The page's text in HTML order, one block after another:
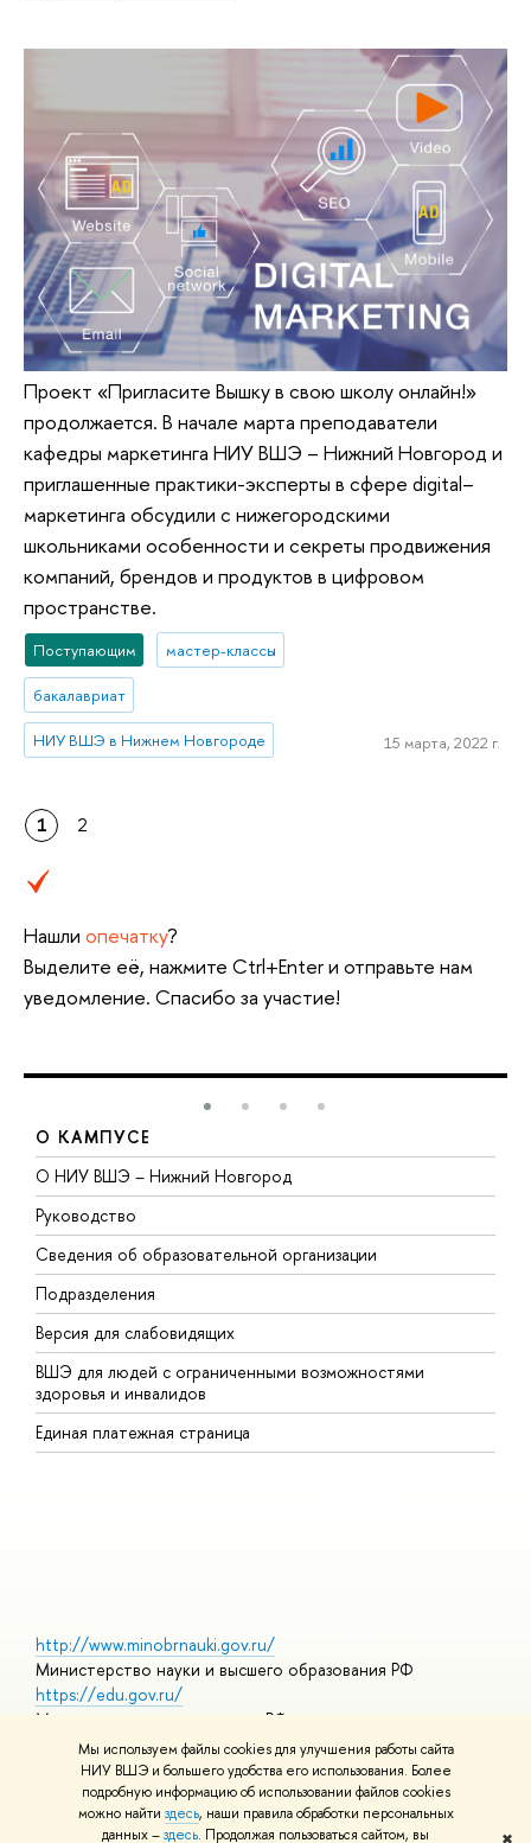
Мы используем файлы cookies для улучшения работы сайта
НИУ ВШЭ и большего удобства его использования. Более
подробную информацию об использовании файлов cookies
можно найти здесь, наши правила обработки персональных
данных –здесь. Продолжая пользоваться сайтом, вы
Проект «Пригласите Вышку в свою школу онлайн!»
продолжается. В начале марта преподаватели
кафедры маркетинга НИУ ВШЭ – Нижний Новгород и
приглашенные практики-эксперты в сфере digital–
маркетинга обсудили с нижегородскими
школьниками особенности и секреты продвижения
компаний, брендов и продуктов в цифровом
пространстве.
Поступающим мастер-классы
бакалавриат
НИУ ВШЭ в Нижнем Новгороде 15 марта, 2022 г.
1 2
Нашли опечатку?
Выделите её, нажмите Ctrl+Enter и отправьте нам
уведомление. Спасибо за участие!
О КАМПУСЕ
О НИУ ВШЭ – Нижний Новгород
Руководство
Сведения об образовательной организации
Подразделения
Версия для слабовидящих
ВШЭ для людей с ограниченными возможностями
здоровья и инвалидов
Единая платежная страница
http://www.minobrnauki.gov.ru/
Министерство науки и высшего образования РФ
https://edu.gov.ru/
Министерство просвещения РФ
https://elearning.hse.ru/mooc
Массовые открытые онлайн-курсы